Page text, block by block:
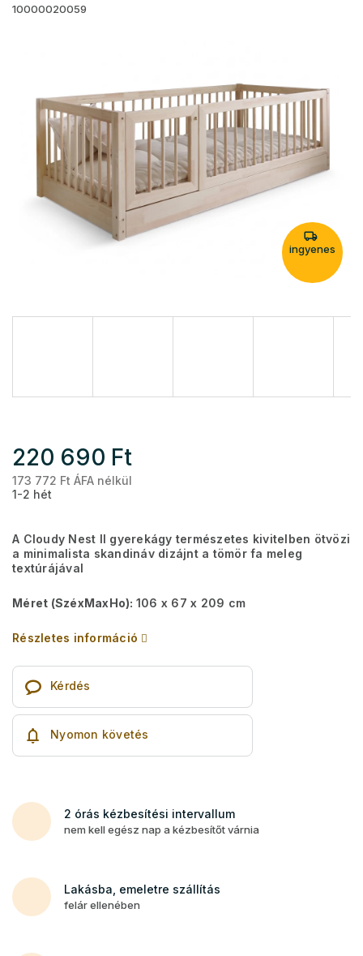
10000020059
ingyenes
220 690 Ft
173 772 Ft ÁFA nélkül
1-2 hét
A Cloudy Nest II gyerekágy természetes kivitelben ötvözi
a minimalista skandináv dizájnt a tömör fa meleg
textúrájával
Méret (SzéxMaxHo): 106 x 67 x 209 cm
Részletes információ
Kérdés
Nyomon követés
2 órás kézbesítési intervallum
nem kell egész nap a kézbesítőt várnia
Lakásba, emeletre szállítás
felár ellenében